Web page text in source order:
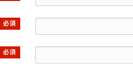
必須
必須